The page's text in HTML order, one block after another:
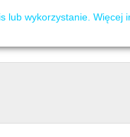
lub wykorzystanie. Więcej